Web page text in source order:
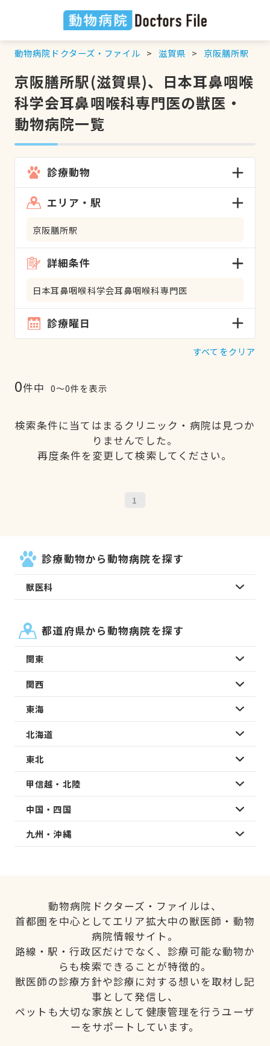
動物病院ドクターズ・ファイル 滋賀県 京阪膳所駅
京阪膳所駅(滋賀県)、日本耳鼻咽喉
科学会耳鼻咽喉科専門医の獣医・
動物病院一覧
診療動物
エリア・駅
京阪膳所駅
詳細条件
日本耳鼻咽喉科学会耳鼻咽喉科専門医
診療曜日
すべてをクリア
0件中 0〜0件を表示
検索条件に当てはまるクリニック・病院は見つか
りませんでした。
再度条件を変更して検索してください。
1
診療動物から動物病院を探す
獣医科
都道府県から動物病院を探す
関東
関西
東海
北海道
東北
甲信越・北陸
中国・四国
九州・沖縄
動物病院ドクターズ・ファイルは、
首都圏を中心としてエリア拡大中の獣医師・動物
病院情報サイト。
路線・駅・行政区だけでなく、診療可能な動物か
らも検索できることが特徴的。
獣医師の診療方針や診療に対する想いを取材し記
事として発信し、
ペットも大切な家族として健康管理を行うユーザ
ーをサポートしています。